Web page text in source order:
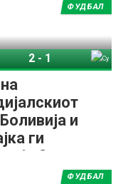
и
ги
Суринам
Каледонија
ФУДБАЛ
2 - 1
ФУДБАЛ